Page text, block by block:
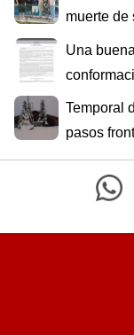
muerte de
Una
Temporal
pasos